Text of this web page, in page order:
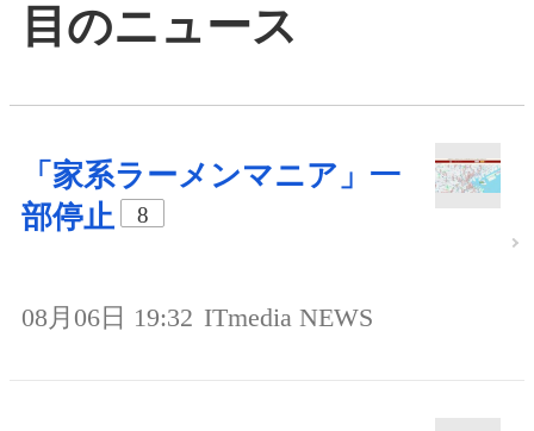
目のニュース
「家系ラーメンマニア」一
部停止
8
08月06日 19:32 ITmedia NEWS